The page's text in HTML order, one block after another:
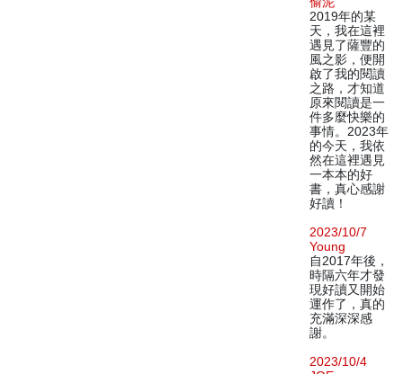
2019年的某
天，我在這裡
遇見了薩豐的
風之影，便開
啟了我的閱讀
之路，才知道
原來閱讀是一
件多麼快樂的
事情。2023年
的今天，我依
然在這裡遇見
一本本的好
書，真心感謝
好讀！
2023/10/7
Young
自2017年後，
時隔六年才發
現好讀又開始
運作了，真的
充滿深深感
謝。
2023/10/4